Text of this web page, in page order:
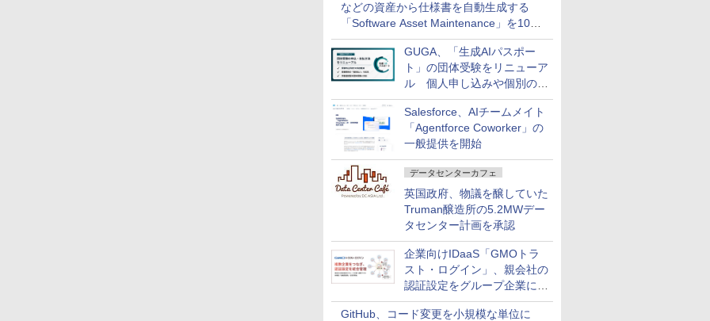
などの資産から仕様書を自動生成する
「Software Asset Maintenance」を10月
に発売
GUGA、「生成AIパスポー
ト」の団体受験をリニューア
ル 個人申し込みや個別の支
払いなどに対応
Salesforce、AIチームメイト
「Agentforce Coworker」の
一般提供を開始
データセンターカフェ
英国政府、物議を醸していた
Truman醸造所の5.2MWデー
タセンター計画を承認
企業向けIDaaS「GMOトラ
スト・ログイン」、親会社の
認証設定をグループ企業に展
開できる新機能を提供
GitHub、コード変更を小規模な単位に